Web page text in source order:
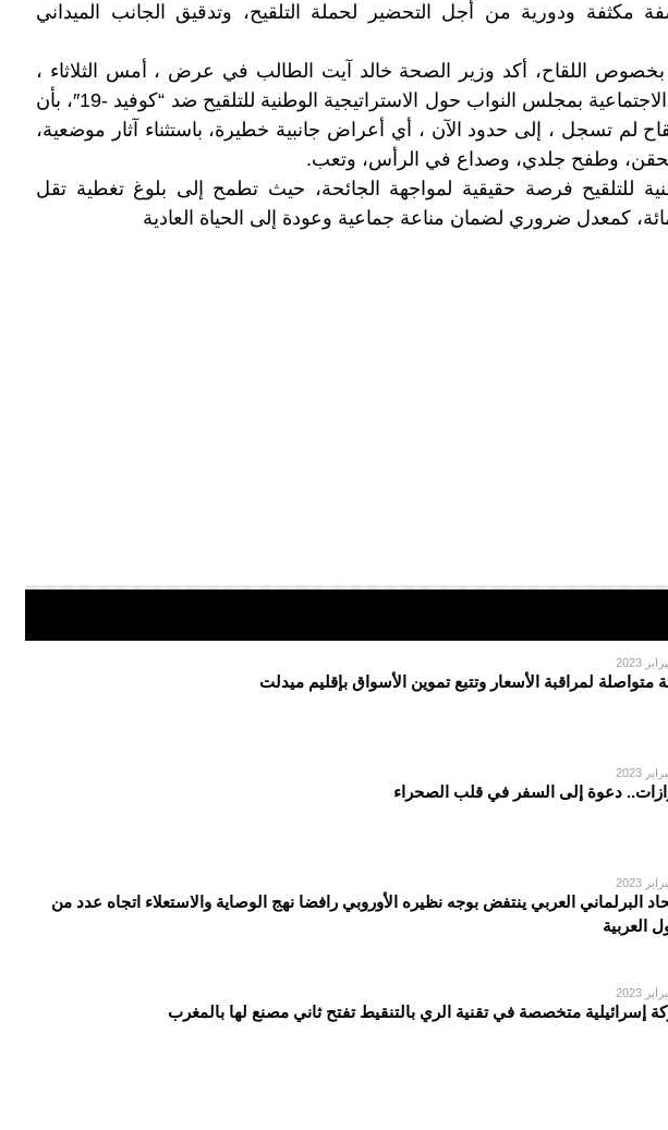
مكثفة ودورية من أجل التحضير لحملة التلقيح، وتدقيق الجانب الميداني
بخصوص اللقاح، أكد وزير الصحة خالد آيت الطالب في عرض ، أمس الثلاثاء ،
أمام لجنة القطاعات الاجتماعية بمجلس النواب حول الاستراتيجية الوطنية للتلقيح ضد “كوفيد -19″، بأن
لم تسجل ، إلى حدود الآن ، أي أعراض جانبية خطيرة، باستثناء آثار موضعية،
وطفح جلدي، وصداع في الرأس، وتعب.
للتلقيح فرصة حقيقية لمواجهة الجائحة، حيث تطمح إلى بلوغ تغطية تقل
متواصلة لمراقبة الأسعار وتتبع تموين الأسواق بإقليم ميدلت
دعوة إلى السفر في قلب الصحراء
البرلماني العربي ينتفض بوجه نظيره الأوروبي رافضا نهج الوصاية والاستعلاء اتجاه عدد من
العربية
إسرائيلية متخصصة في تقنية الري بالتنقيط تفتح ثاني مصنع لها بالمغرب